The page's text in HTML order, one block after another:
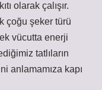
olarak çalışır.
çoğu şeker türü
vücutta enerji
tatlıların
anlamamıza kapı